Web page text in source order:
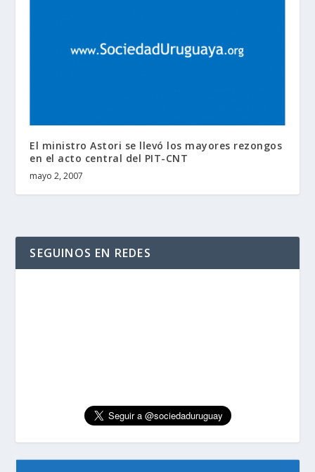
El ministro Astori se llevó los mayores rezongos
en el acto central del PIT-CNT
mayo 2, 2007
SEGUINOS EN REDES